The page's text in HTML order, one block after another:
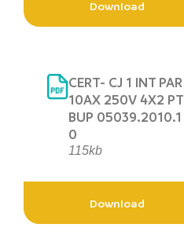
Download
CERT- CJ 1 INT PAR
10AX 250V 4X2 PT
BUP 05039.2010.1
0
115kb
Download